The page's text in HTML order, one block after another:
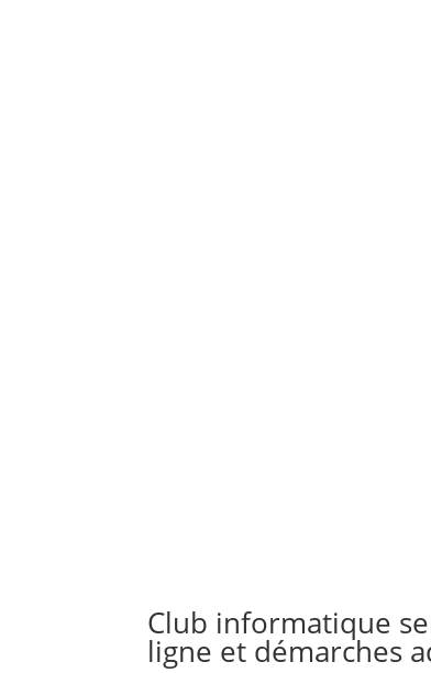
Club informatique
ligne et démarches